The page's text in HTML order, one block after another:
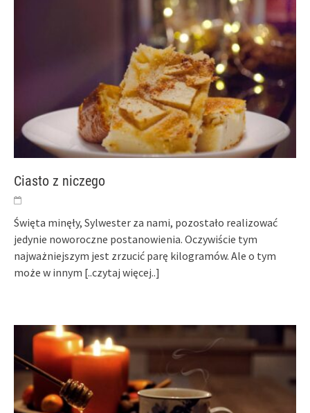
Ciasto z niczego
Święta minęły, Sylwester za nami, pozostało realizować
jedynie noworoczne postanowienia. Oczywiście tym
najważniejszym jest zrzucić parę kilogramów. Ale o tym
może w innym [..czytaj więcej..]